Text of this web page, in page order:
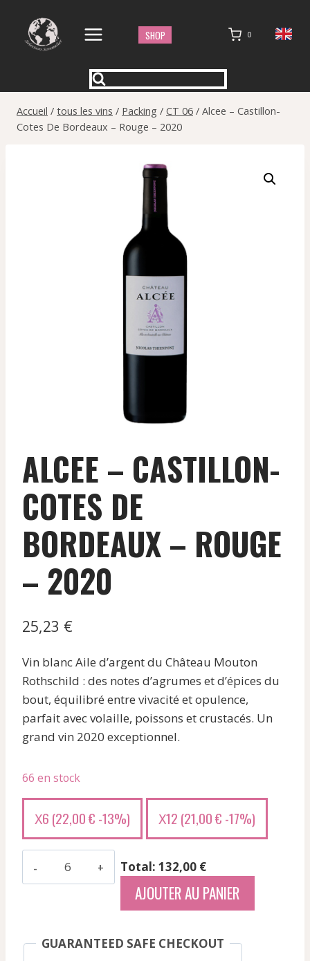
contenu
SHOP 0
Accueil / tous les vins / Packing / CT 06 / Alcee – Castillon-
Cotes De Bordeaux – Rouge – 2020
ALCEE – CASTILLON-
COTES DE
BORDEAUX – ROUGE
– 2020
25,23 €
Vin blanc Aile d’argent du Château Mouton
Rothschild : des notes d’agrumes et d’épices du
bout, équilibré entre vivacité et opulence,
parfait avec volaille, poissons et crustacés. Un
grand vin 2020 exceptionnel.
66 en stock
X6 (22,00€ -13%) X12 (21,00€ -17%)
Cotes
Total: 132,00 €
AJOUTER AU PANIER
GUARANTEED SAFE CHECKOUT